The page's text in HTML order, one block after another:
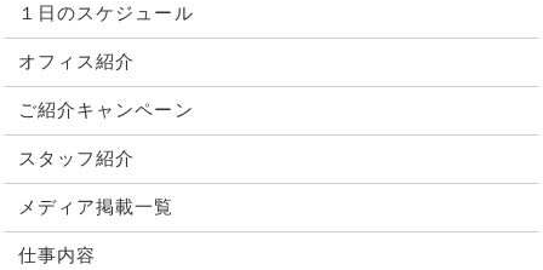
１日のスケジュール
オフィス紹介
ご紹介キャンペーン
スタッフ紹介
メディア掲載一覧
仕事内容